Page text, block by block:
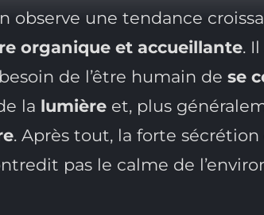
observe une tendance
organique et accueillante.
de l’être humain de se
la lumièreet, plus
. Après tout, la forte sécrétion
pas le calme de